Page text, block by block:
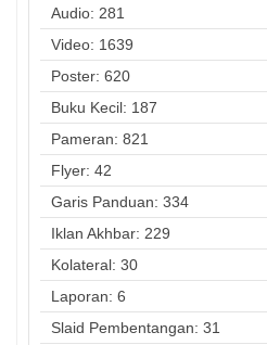
Audio: 281
Video: 1639
Poster: 620
Buku Kecil: 187
Pameran: 821
Flyer: 42
Garis Panduan: 334
Iklan Akhbar: 229
Kolateral: 30
Laporan: 6
Slaid Pembentangan: 31